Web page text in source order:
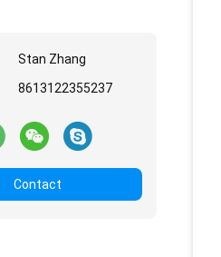
Stan Zhang
8613122355237
Contact